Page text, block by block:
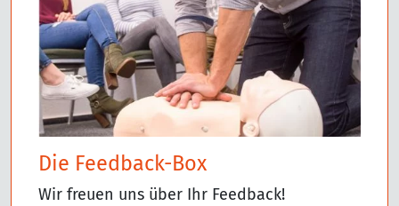
Die Feedback-Box
Wir freuen uns über Ihr Feedback!